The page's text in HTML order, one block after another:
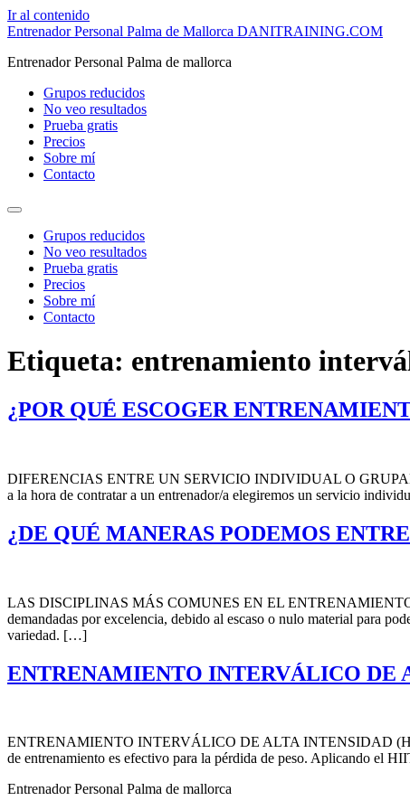
Ir al contenido
Entrenador Personal Palma de Mallorca DANITRAINING.COM
Entrenador Personal Palma de mallorca
Grupos reducidos
No veo resultados
Prueba gratis
Precios
Sobre mí
Contacto
Grupos reducidos
No veo resultados
Prueba gratis
Precios
Sobre mí
Contacto
Etiqueta: entrenamiento
¿POR QUÉ ESCOGER
DIFERENCIAS ENTRE UN SERVICIO INDIVIDUAL O GRUPAL.
a la hora de contratar a un entrenador/a elegiremos un servicio
¿DE QUÉ MANERAS PODEMOS
LAS DISCIPLINAS MÁS COMUNES EN EL
demandadas por excelencia, debido al escaso o nulo material para
variedad. […]
ENTRENAMIENTO INTERVÁLICO DE
ENTRENAMIENTO INTERVÁLICO DE ALTA INTENSIDAD
de entrenamiento es efectivo para la pérdida de peso. Aplicando el
Entrenador Personal Palma de mallorca